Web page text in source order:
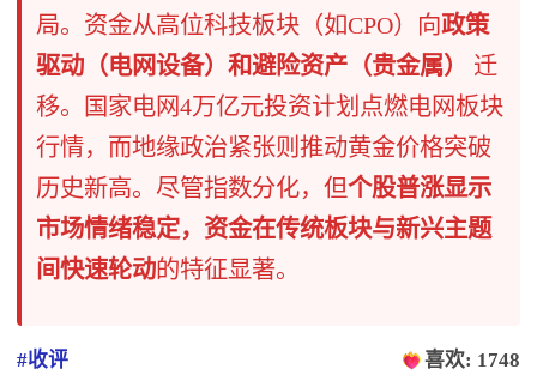
局。资金从高位科技板块（如CPO）向政策
驱动（电网设备）和避险资产（贵金属）
​ 迁
移。国家电网4万亿元投资计划点燃电网板块
行情，而地缘政治紧张则推动黄金价格突破
历史新高。尽管指数分化，但个股普涨显示
市场情绪稳定，资金在传统板块与新兴主题
间快速轮动的特征显著。
#收评 喜欢: 1748